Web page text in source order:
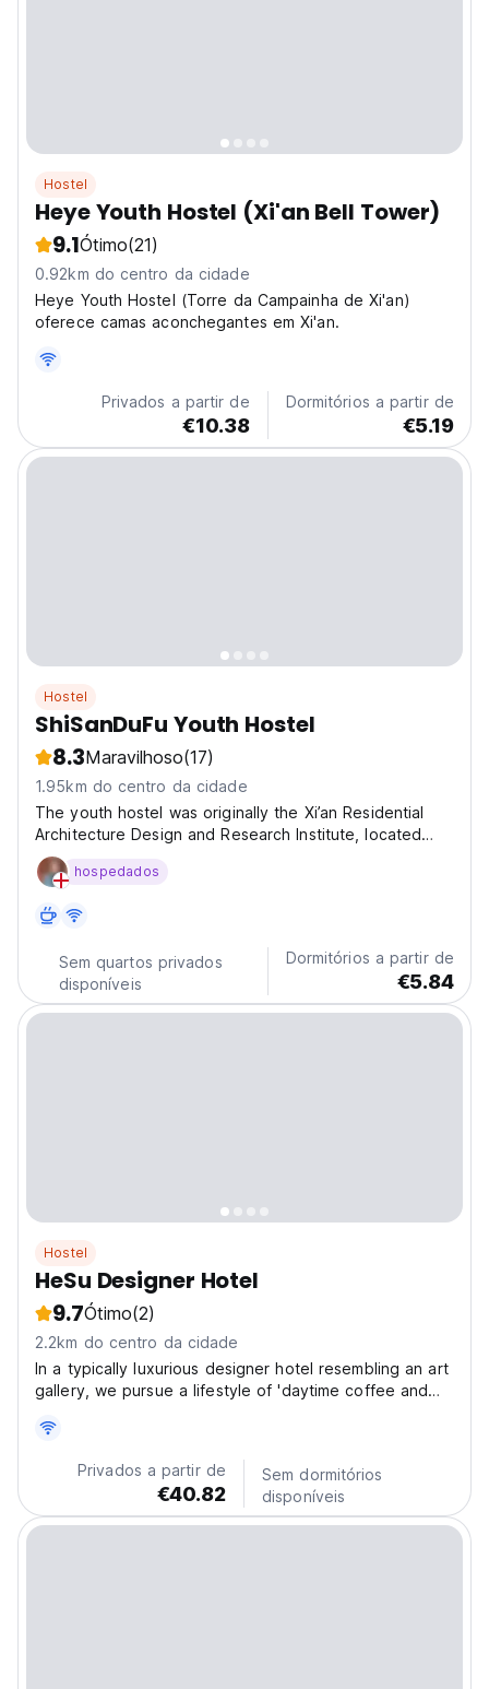
Hostel
Heye Youth Hostel (Xi'an Bell Tower)
9.1Ótimo(21)
0.92km do centro da cidade
Heye Youth Hostel (Torre da Campainha de Xi'an)
oferece camas aconchegantes em Xi'an.
Privados a partir de
€10.38
Dormitórios a partir de
€5.19
Hostel
ShiSanDuFu Youth Hostel
8.3Maravilhoso(17)
1.95km do centro da cidade
The youth hostel was originally the Xi’an Residential
Architecture Design and Research Institute, located
adjacent to the ancient city wall of Xi’an. It was later
redeveloped by Anju Group Beilin District Specialty
hospedados
Sem quartos privados
disponíveis
Dormitórios a partir de
€5.84
Hostel
HeSu Designer Hotel
9.7Ótimo(2)
2.2km do centro da cidade
In a typically luxurious designer hotel resembling an art
gallery, we pursue a lifestyle of 'daytime coffee and
alcoholic beverages. Adjacent to us lies an authentic
Xi'an food street, where the seasons...
Privados a partir de
€40.82
Sem dormitórios
disponíveis